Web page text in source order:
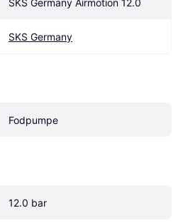
SKS Germany
Fodpumpe
12.0 bar